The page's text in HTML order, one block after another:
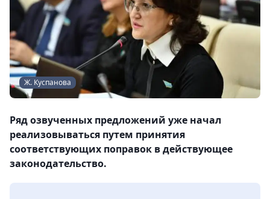
Ж. Куспанова
Ряд озвученных предложений уже начал
реализовываться путем принятия
соответствующих поправок в действующее
законодательство.